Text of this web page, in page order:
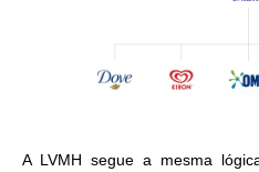
A LVMH segue a mesma